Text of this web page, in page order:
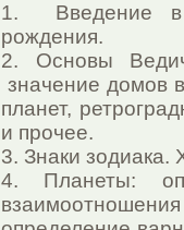
1. Введение в
рождения.
2. Основы
значение домов
планет,
и прочее.
3. Знаки зодиака.
4. Планеты: